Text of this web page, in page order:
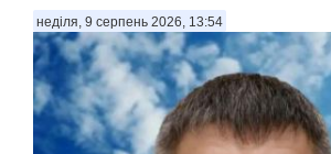
неділя, 9 серпень 2026, 13:54